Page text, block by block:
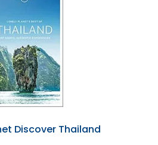
Discover Thailand